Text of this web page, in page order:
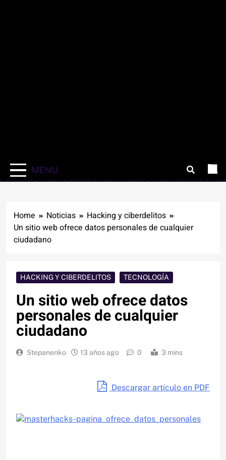
MENU
Home Noticias
Hacking y ciberdelitos
Un sitio web ofrece datos personales de cualquier
ciudadano
HACKING Y CIBERDELITOS TECNOLOGÍA
Un sitio web ofrece datos
personales de cualquier
ciudadano
Stepanenko 13 años ago 0 3 mins
Descargar artículo en PDF